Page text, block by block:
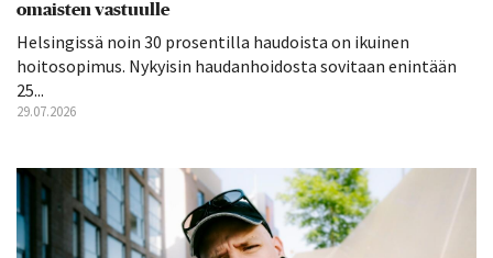
omaisten vastuulle
Helsingissä noin 30 prosentilla haudoista on ikuinen
hoitosopimus. Nykyisin haudanhoidosta sovitaan enintään
25...
29.07.2026